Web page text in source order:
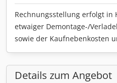
Rechnungsstellung erfolgt in
etwaiger Demontage-/
sowie der Kaufnebenkosten
Details zum Angebot